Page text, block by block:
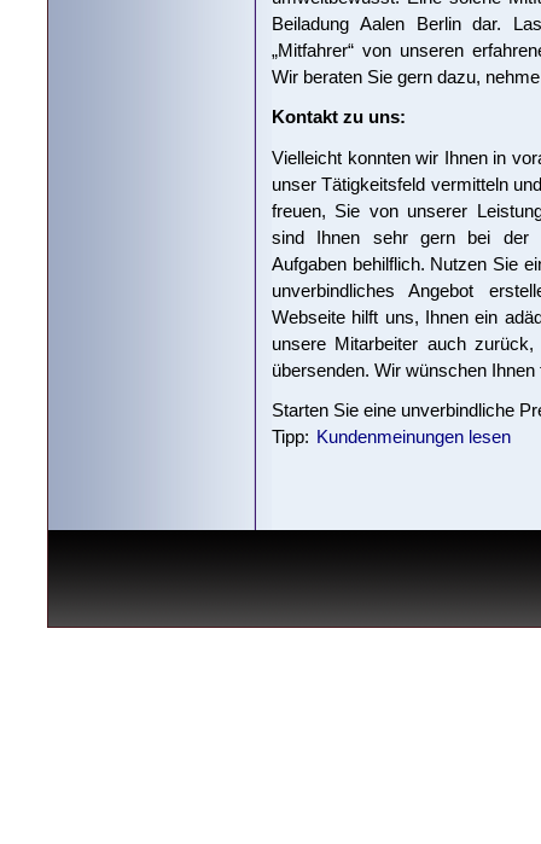
Beiladung Aalen Berlin dar.
„Mitfahrer“ von unseren
Wir beraten Sie gern dazu,
Kontakt zu uns:
Vielleicht konnten wir Ihnen in
unser Tätigkeitsfeld vermitteln
freuen, Sie von unserer
sind Ihnen sehr gern bei der
Aufgaben behilflich. Nutzen Sie
unverbindliches Angebot
Webseite hilft uns, Ihnen ein
unsere Mitarbeiter auch
übersenden. Wir wünschen
Starten Sie eine unverbindliche
Tipp: Kundenmeinungen lesen